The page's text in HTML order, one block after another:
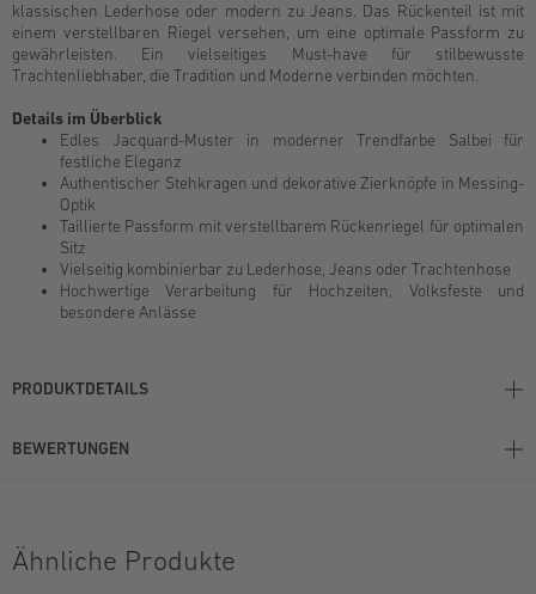
klassischen Lederhose oder modern zu Jeans. Das Rückenteil ist mit
einem verstellbaren Riegel versehen, um eine optimale Passform zu
gewährleisten. Ein vielseitiges Must-have für stilbewusste
Trachtenliebhaber, die Tradition und Moderne verbinden möchten.
Details im Überblick
Edles Jacquard-Muster in moderner Trendfarbe Salbei für
festliche Eleganz
Authentischer Stehkragen und dekorative Zierknöpfe in Messing-
Optik
Taillierte Passform mit verstellbarem Rückenriegel für optimalen
Sitz
Vielseitig kombinierbar zu Lederhose, Jeans oder Trachtenhose
Hochwertige Verarbeitung für Hochzeiten, Volksfeste und
besondere Anlässe
PRODUKTDETAILS
BEWERTUNGEN
Ähnliche Produkte